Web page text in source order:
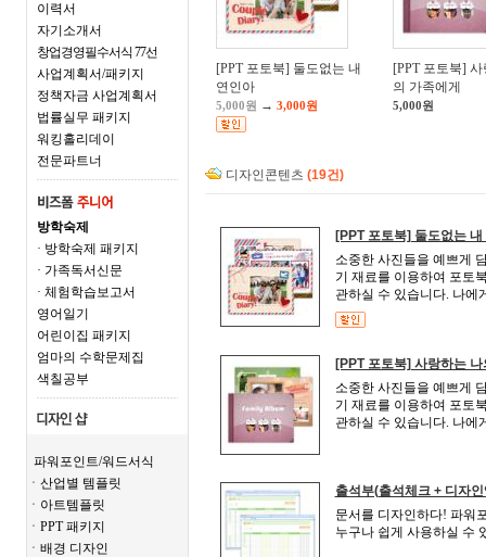
이력서
자기소개서
창업경영필수서식 77선
사업계획서/패키지
정책자금 사업계획서
법률실무 패키지
워킹홀리데이
전문파트너
방학숙제
· 방학숙제 패키지
· 가족독서신문
· 체험학습보고서
영어일기
어린이집 패키지
엄마의 수학문제집
색칠공부
파워포인트/워드서식
ㆍ산업별 템플릿
ㆍ아트템플릿
ㆍPPT 패키지
ㆍ배경 디자인
[PPT 포토북] 둘도없는 내
연인아
5,000원 → 3,000원
[PPT 포토북]
의 가족에게
5,000원
디자인콘텐츠 (19건)
[PPT 포토북] 둘도없는 내
소중한 사진들을 예쁘게
기 재료를 이용하여 포토
관하실 수 있습니다. 나에
[PPT 포토북] 사랑하는
소중한 사진들을 예쁘게
기 재료를 이용하여 포토
관하실 수 있습니다. 나에
출석부(출석체크 + 디자
문서를 디자인하다! 파워
누구나 쉽게 사용하실 수